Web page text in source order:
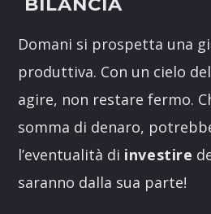
Domani si prospetta una
produttiva. Con un cielo
agire, non restare fermo.
somma di denaro,
l’eventualità di investire
saranno dalla sua parte!